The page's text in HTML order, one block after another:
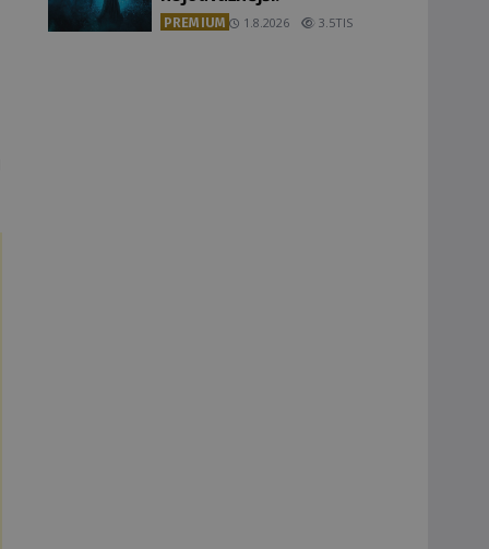
PREMIUM 1.8.2026 3.5TIS